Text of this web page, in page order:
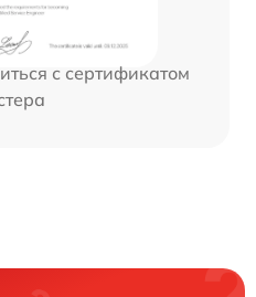
с сертификатом